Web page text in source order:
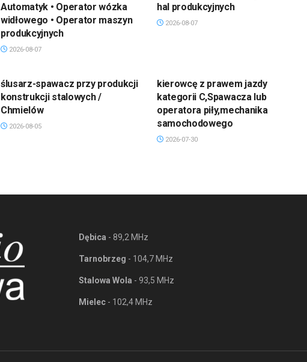
Automatyk • Operator wózka
widłowego • Operator maszyn
produkcyjnych
2026-08-07
hal produkcyjnych
2026-08-07
ślusarz-spawacz przy produkcji
konstrukcji stalowych /
Chmielów
2026-08-05
kierowcę z prawem jazdy
kategorii C,Spawacza lub
operatora piły,mechanika
samochodowego
2026-07-30
Dębica - 89,2 MHz
Tarnobrzeg - 104,7 MHz
Stalowa Wola - 93,5 MHz
Mielec - 102,4 MHz